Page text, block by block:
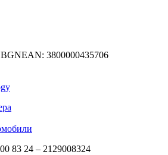
EAN: 3800000435706
83 24 – 2129008324